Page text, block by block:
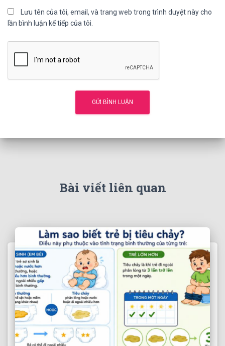
Lưu tên của tôi, email, và trang web trong trình duyệt này cho
lần bình luận kế tiếp của tôi.
Bài viết liên quan